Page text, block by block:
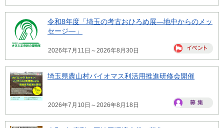
令和8年度「埼玉の考古おひろめ展―地中からのメッ
セージ―」
2026年7月11日～2026年8月30日
埼玉県農山村バイオマス利活用推進研修会開催
2026年7月10日～2026年8月18日